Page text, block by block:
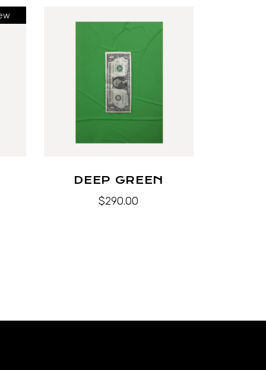
DEEP GREEN
$290.00